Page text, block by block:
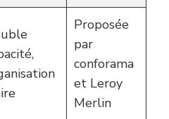
Proposée
par
conforama
et Leroy
Merlin